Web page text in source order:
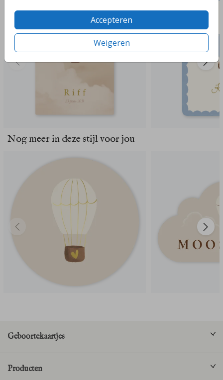
Accepteren
Weigeren
Nog meer in deze stijl voor jou
Geboortekaartjes
Producten